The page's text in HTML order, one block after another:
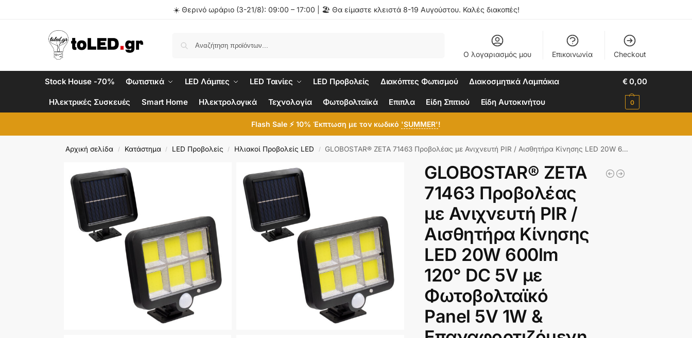
☀️ Θερινό ωράριο (3-21/8): 09:00 – 17:00 | 🏖️ Θα είμαστε κλειστά 8-19 Αυγούστου. Καλές διακοπές!
Ο λογαριασμός μου Επικοινωνία Checkout
Stock House -70% Φωτιστικά LED Λάμπες LED Ταινίες LED Προβολείς Διακόπτες Φωτισμού Διακοσμητικά Λαμπάκια
Ηλεκτρικές Συσκευές Smart Home Ηλεκτρολογικά Τεχνολογία Φωτοβολταϊκά Επιπλα Είδη Σπιτιού Είδη Αυτοκινήτου
€0,00
0
Flash Sale ⚡ 10% Έκπτωση με τον κωδικό 'SUMMER'!
Αρχική σελίδα / Κατάστημα / LED Προβολείς / Ηλιακοί Προβολείς LED / GLOBOSTAR® ZETA 71463 Προβολέας με Ανιχνευτή PIR / Αισθητήρα Κίνησης LED 20W 600lm 120° DC 5V με Φωτοβολταϊκό Panel 5V 1W & Επαναφορτιζόμενη Μπαταρία Li-ion 3.2V 2400mAh Αδιάβροχο IP65 Ψυχρό Λευκό 6000K – Sanan COB Chip – Μαύρο – Μ15 x Π3.5 x Υ13cm – 2 Χρόνια Εγγύηση
GLOBOSTAR® ZETA
71463 Προβολέας
με Ανιχνευτή PIR /
Αισθητήρα Κίνησης
LED 20W 600lm
120° DC 5V με
Φωτοβολταϊκό
Panel 5V 1W &